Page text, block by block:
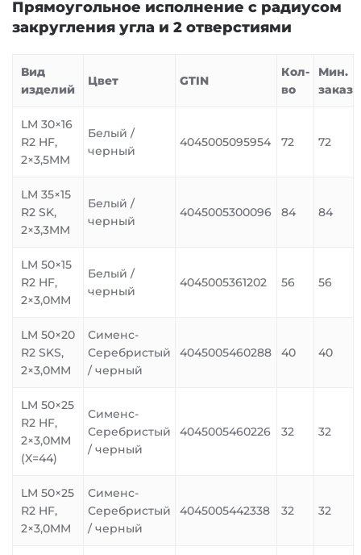
Прямоугольное исполнение с радиусом
закругления угла и 2 отверстиями
Вид
изделий
Цвет GTIN
Кол-
во
Мин.
заказ
LM 30×16
R2 HF,
2×3,5MM
Белый /
черный
4045005095954 72 72
LM 35×15
R2 SK,
2×3,3MM
Белый /
черный
4045005300096 84 84
LM 50×15
R2 HF,
2×3,0MM
Белый /
черный
4045005361202 56 56
LM 50×20
R2 SKS,
2×3,0MM
Сименс-
Серебристый
/ черный
4045005460288 40 40
LM 50×25
R2 HF,
2×3,0MM
(X=44)
Сименс-
Серебристый
/ черный
4045005460226 32 32
LM 50×25
R2 HF,
2×3,0MM
Сименс-
Серебристый
/ черный
4045005442338 32 32